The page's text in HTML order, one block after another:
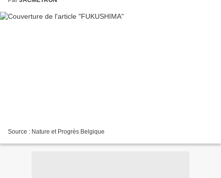
Source : Nature et Progrès Belgique